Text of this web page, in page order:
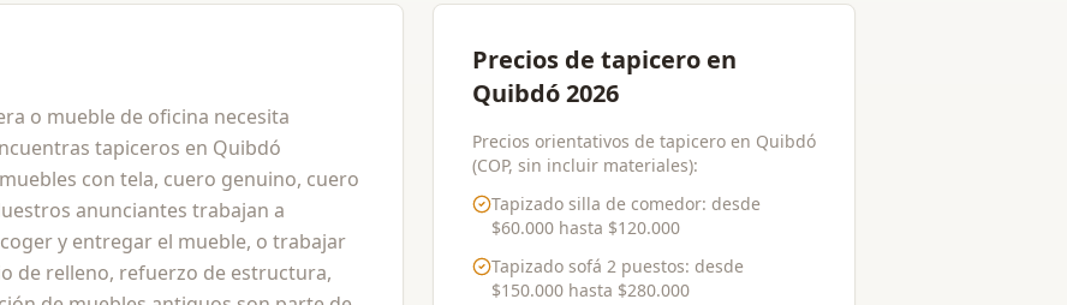
o mueble de oficina necesita
tapiceros en Quibdó
con tela, cuero genuino, cuero
anunciantes trabajan a
y entregar el mueble, o trabajar
de relleno, refuerzo de estructura,
Precios de tapicero en
Quibdó 2026
Precios orientativos de tapicero en Quibdó
(COP, sin incluir materiales):
Tapizado silla de comedor: desde
$60.000hasta $120.000
Tapizado sofá 2 puestos: desde
$150.000hasta $280.000